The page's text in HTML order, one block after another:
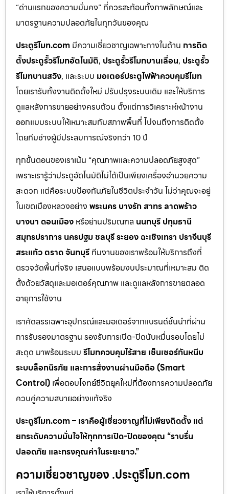
“ด่านแรกของความมั่นคง” ที่ควรสะท้อนทั้งภาพลักษณ์และ
มาตรฐานความปลอดภัยในทุกวันของคุณ
ประตูรีโมท.com มีความเชี่ยวชาญเฉพาะทางในด้าน การติด
ตั้งประตูรั้วรีโมทอัตโนมัติ, ประตูรั้วรีโมทบานเลื่อน, ประตูรั้ว
รีโมทบานสวิง, และระบบ มอเตอร์ประตูไฟฟ้าควบคุมรีโมท
โดยเรารับทั้งงานติดตั้งใหม่ ปรับปรุงระบบเดิม และให้บริการ
ดูแลหลังการขายอย่างครบถ้วน ตั้งแต่การวิเคราะห์หน้างาน
ออกแบบระบบให้เหมาะสมกับสภาพพื้นที่ ไปจนถึงการติดตั้ง
โดยทีมช่างผู้มีประสบการณ์จริงกว่า 10 ปี
ทุกขั้นตอนของเราเน้น “คุณภาพและความปลอดภัยสูงสุด”
เพราะเรารู้ว่าประตูอัตโนมัติไม่ได้เป็นเพียงเครื่องอำนวยความ
สะดวก แต่คือระบบป้องกันภัยในชีวิตประจำวัน ไม่ว่าคุณจะอยู่
ในเขตเมืองหลวงอย่าง พระนคร บางรัก สาทร ลาดพร้าว
บางนา ดอนเมือง หรือย่านปริมณฑล นนทบุรี ปทุมธานี
สมุทรปราการ นครปฐม ชลบุรี ระยอง ฉะเชิงเทรา ปราจีนบุรี
สระแก้ว ตราด จันทบุรี ทีมงานของเราพร้อมให้บริการถึงที่
ตรวจวัดพื้นที่จริง เสนอแบบพร้อมงบประมาณที่เหมาะสม ติด
ตั้งด้วยวัสดุและมอเตอร์คุณภาพ และดูแลหลังการขายตลอด
อายุการใช้งาน
เราคัดสรรเฉพาะอุปกรณ์และมอเตอร์จากแบรนด์ชั้นนำที่ผ่าน
การรับรองมาตรฐาน รองรับการเปิด-ปิดนับหมื่นรอบโดยไม่
สะดุด มาพร้อมระบบ รีโมทควบคุมไร้สาย เซ็นเซอร์กันหนีบ
ระบบล็อกนิรภัย และการสั่งงานผ่านมือถือ (Smart
Control) เพื่อตอบโจทย์ชีวิตยุคใหม่ที่ต้องการความปลอดภัย
ควบคู่ความสบายอย่างแท้จริง
ประตูรีโมท.com – เราคือผู้เชี่ยวชาญที่ไม่เพียงติดตั้ง แต่
ยกระดับความมั่นใจให้ทุกการเปิด-ปิดของคุณ “ราบรื่น
ปลอดภัย และทรงคุณค่าในระยะยาว.”
ความเชี่ยวชาญของ .ประตูรีโมท.com